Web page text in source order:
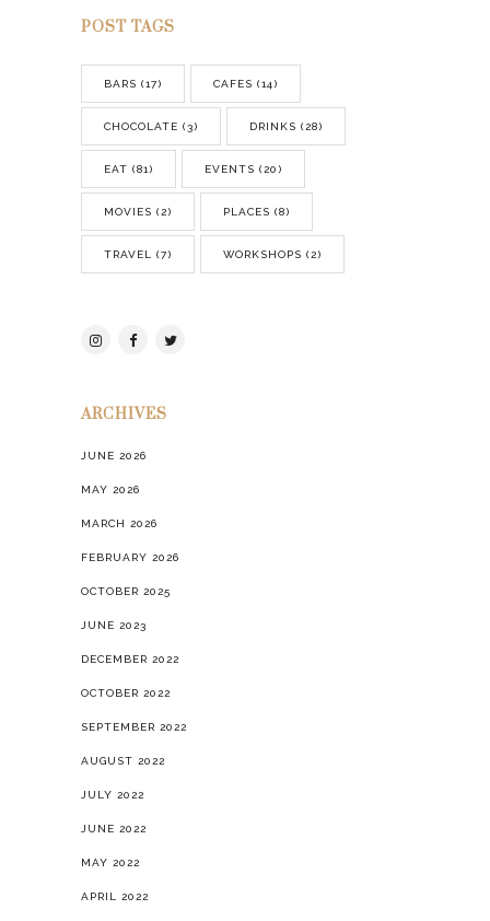
POST TAGS
BARS (17) CAFES (14)
CHOCOLATE (3) DRINKS (28)
EAT (81) EVENTS (20)
MOVIES (2) PLACES (8)
TRAVEL (7) WORKSHOPS (2)
ARCHIVES
JUNE 2026
MAY 2026
MARCH 2026
FEBRUARY 2026
OCTOBER 2025
JUNE 2023
DECEMBER 2022
OCTOBER 2022
SEPTEMBER 2022
AUGUST 2022
JULY 2022
JUNE 2022
MAY 2022
APRIL 2022